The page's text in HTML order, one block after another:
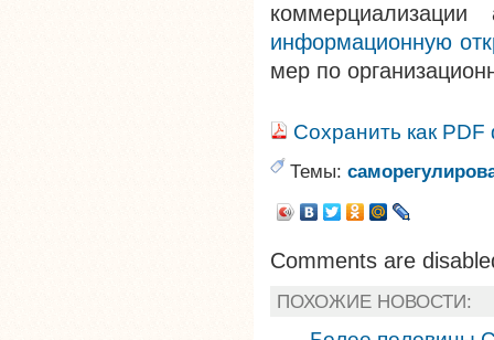
информационную
мер по
Сохранить как
Темы:
Comments are
ПОХОЖИЕ НОВОСТИ: